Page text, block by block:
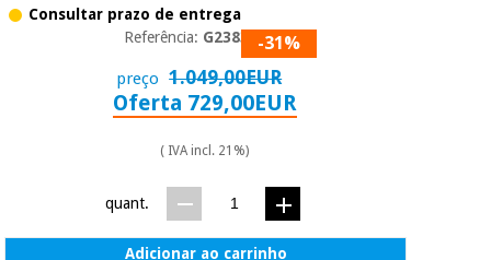
Consultar prazo de entrega
Referência: G2383Ni-31%
preço 1.049,00EUR
Oferta 729,00EUR
( IVA incl. 21%)
quant.
Adicionar ao carrinho